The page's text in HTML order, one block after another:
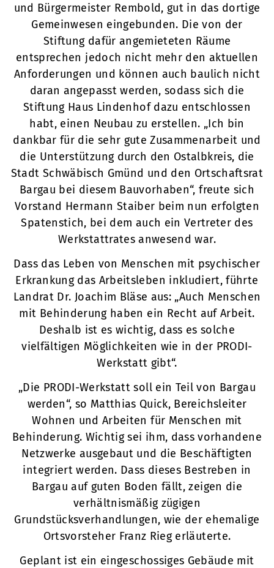
und Bürgermeister Rembold, gut in das dortige
Gemeinwesen eingebunden. Die von der
Stiftung dafür angemieteten Räume
entsprechen jedoch nicht mehr den aktuellen
Anforderungen und können auch baulich nicht
daran angepasst werden, sodass sich die
Stiftung Haus Lindenhof dazu entschlossen
habt, einen Neubau zu erstellen. „Ich bin
dankbar für die sehr gute Zusammenarbeit und
die Unterstützung durch den Ostalbkreis, die
Stadt Schwäbisch Gmünd und den Ortschaftsrat
Bargau bei diesem Bauvorhaben“, freute sich
Vorstand Hermann Staiber beim nun erfolgten
Spatenstich, bei dem auch ein Vertreter des
Werkstattrates anwesend war.
Dass das Leben von Menschen mit psychischer
Erkrankung das Arbeitsleben inkludiert, führte
Landrat Dr. Joachim Bläse aus: „Auch Menschen
mit Behinderung haben ein Recht auf Arbeit.
Deshalb ist es wichtig, dass es solche
vielfältigen Möglichkeiten wie in der PRODI-
Werkstatt gibt“.
„Die PRODI-Werkstatt soll ein Teil von Bargau
werden“, so Matthias Quick, Bereichsleiter
Wohnen und Arbeiten für Menschen mit
Behinderung. Wichtig sei ihm, dass vorhandene
Netzwerke ausgebaut und die Beschäftigten
integriert werden. Dass dieses Bestreben in
Bargau auf guten Boden fällt, zeigen die
verhältnismäßig zügigen
Grundstücksverhandlungen, wie der ehemalige
Ortsvorsteher Franz Rieg erläuterte.
Geplant ist ein eingeschossiges Gebäude mit